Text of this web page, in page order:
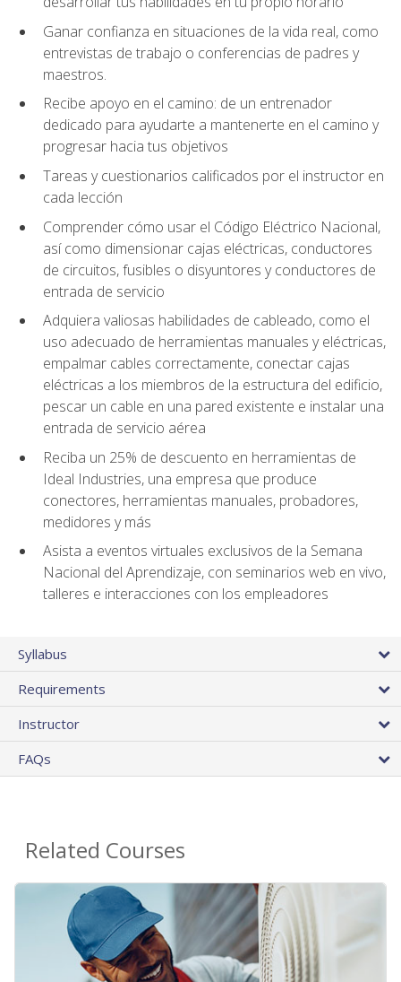
Ganar confianza en situaciones de la vida real, como
entrevistas de trabajo o conferencias de padres y
maestros.
Recibe apoyo en el camino: de un entrenador
dedicado para ayudarte a mantenerte en el camino y
progresar hacia tus objetivos
Tareas y cuestionarios calificados por el instructor en
cada lección
Comprender cómo usar el Código Eléctrico Nacional,
así como dimensionar cajas eléctricas, conductores
de circuitos, fusibles o disyuntores y conductores de
entrada de servicio
Adquiera valiosas habilidades de cableado, como el
uso adecuado de herramientas manuales y eléctricas,
empalmar cables correctamente, conectar cajas
eléctricas a los miembros de la estructura del edificio,
pescar un cable en una pared existente e instalar una
entrada de servicio aérea
Reciba un 25% de descuento en herramientas de
Ideal Industries, una empresa que produce
conectores, herramientas manuales, probadores,
medidores y más
Asista a eventos virtuales exclusivos de la Semana
Nacional del Aprendizaje, con seminarios web en vivo,
talleres e interacciones con los empleadores
Syllabus
Requirements
Instructor
FAQs
Related Courses